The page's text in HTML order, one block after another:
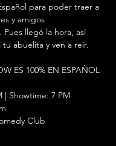
para poder traer a
y amigos
Pues llegó la hora, así
abuelita y ven a reir.
ES 100% EN ESPAÑOL
| Showtime: 7 PM
Club